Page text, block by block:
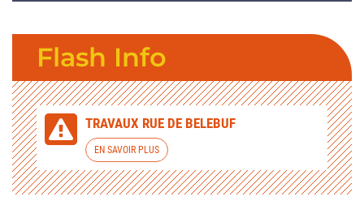
Flash Info
TRAVAUX RUE DE BELEBUF
EN SAVOIR PLUS